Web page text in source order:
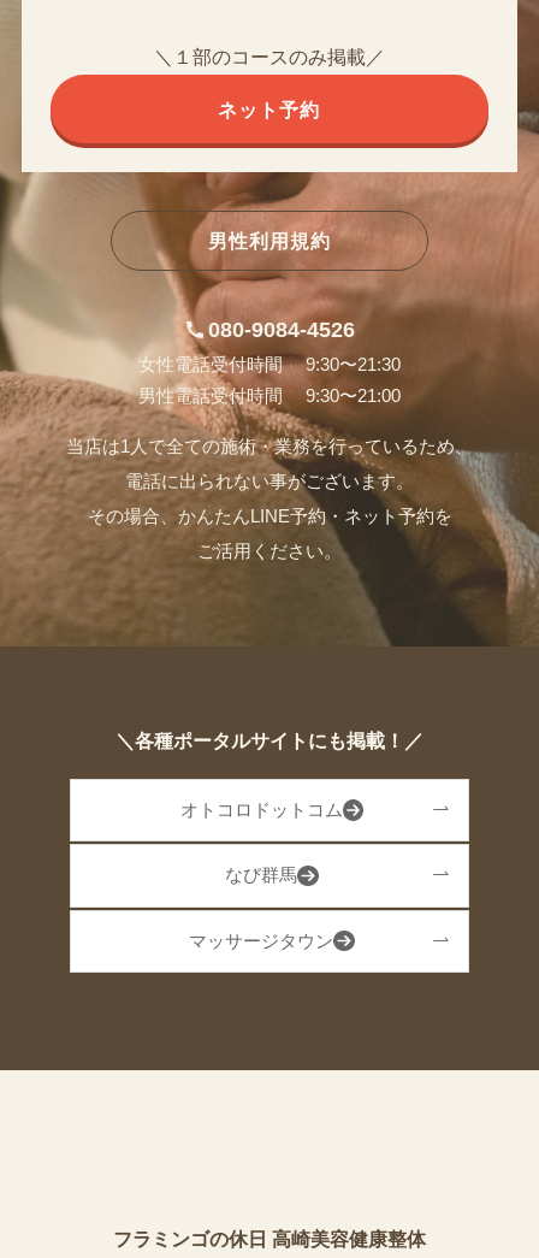
＼１部のコースのみ掲載／
ネット予約
男性利用規約
080-9084-4526
女性電話受付時間 9:30〜21:30
男性電話受付時間 9:30〜21:00
当店は1人で全ての施術・業務を行っているため、
電話に出られない事がございます。
その場合、かんたんLINE予約・ネット予約を
ご活用ください。
＼各種ポータルサイトにも掲載！／
オトコロドットコム
なび群馬
マッサージタウン
フラミンゴの休日 高崎美容健康整体